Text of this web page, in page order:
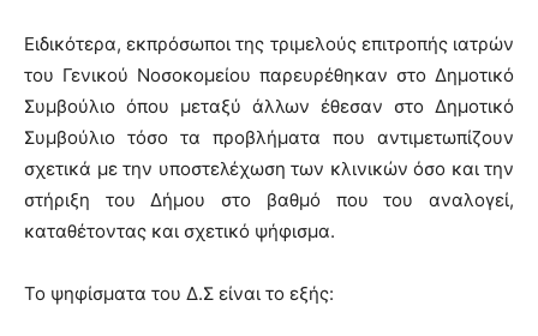
Ειδικότερα, εκπρόσωποι της τριμελούς επιτροπής ιατρών
του Γενικού Νοσοκομείου παρευρέθηκαν στο Δημοτικό
Συμβούλιο όπου μεταξύ άλλων έθεσαν στο Δημοτικό
Συμβούλιο τόσο τα προβλήματα που αντιμετωπίζουν
σχετικά με την υποστελέχωση των κλινικών όσο και την
στήριξη του Δήμου στο βαθμό που του αναλογεί,
καταθέτοντας και σχετικό ψήφισμα.
Το ψηφίσματα του Δ.Σ είναι το εξής: